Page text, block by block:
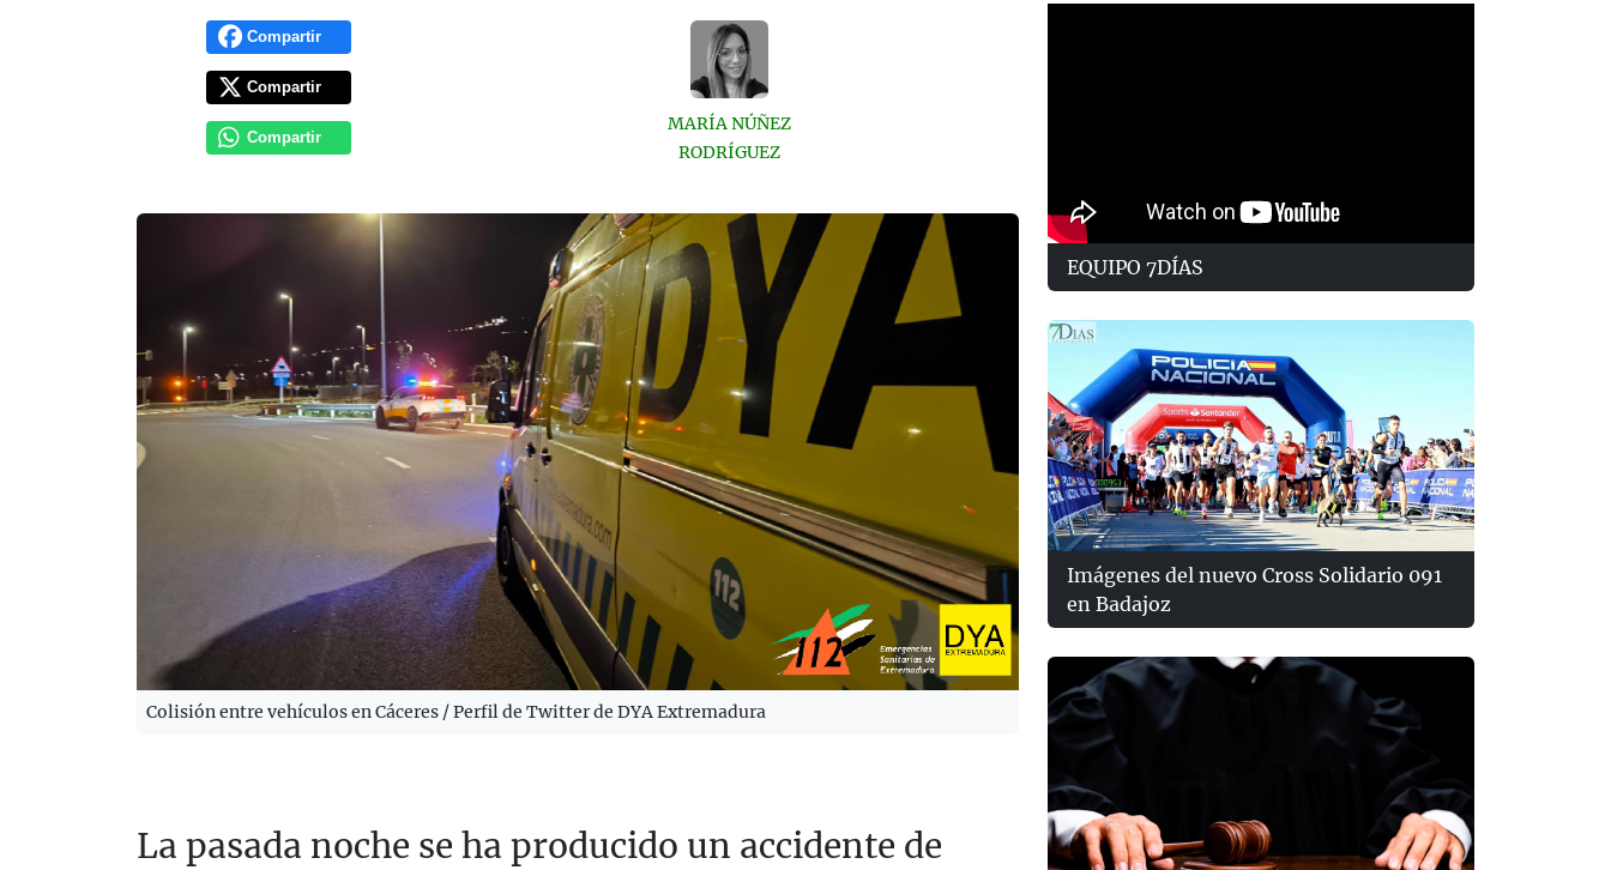
Compartir
Compartir
Compartir
MARÍA NÚÑEZ
RODRÍGUEZ
Colisión entre vehículos en Cáceres / Perfil de Twitter de DYA Extremadura
La pasada noche se ha producido un accidente de
EQUIPO 7DÍAS
Imágenes del nuevo Cross Solidario 091
en Badajoz